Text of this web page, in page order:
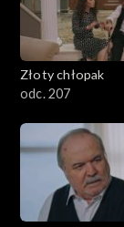
Złoty chłopak
odc. 207